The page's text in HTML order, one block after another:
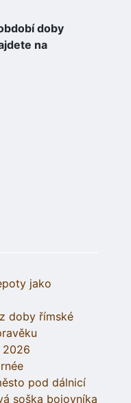
doby
na
jako
doby římské
pod dálnicí
soška bojovníka